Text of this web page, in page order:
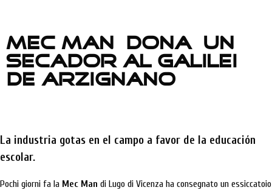
MEC MAN «DONA» UN
SECADOR AL GALILEI
DE ARZIGNANO
La industria gotas en el campo a favor de la educación
escolar.
Pochi giorni fa la Mec Man di Lugo di Vicenza ha consegnato un essiccatoio